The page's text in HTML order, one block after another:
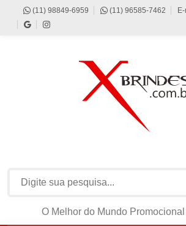
(11) 98849-6959 (11) 96585-7462
O Melhor do Mundo